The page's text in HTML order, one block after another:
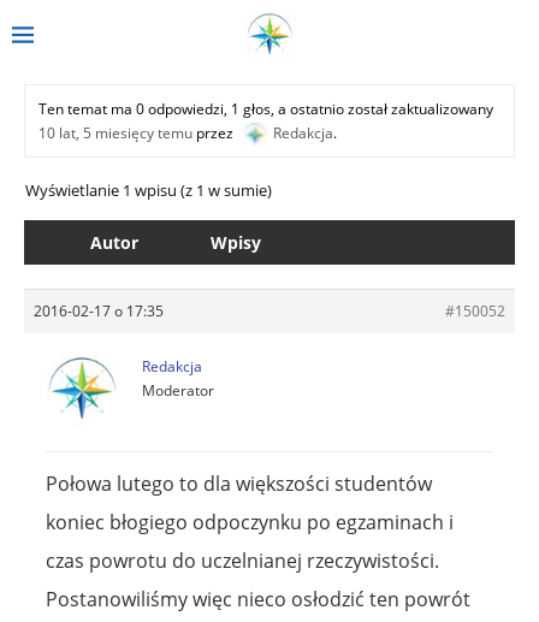
Ten temat ma 0 odpowiedzi, 1 głos, a ostatnio został zaktualizowany
10 lat, 5 miesięcy temu przez Redakcja.
Wyświetlanie 1 wpisu (z 1 w sumie)
Autor Wpisy
2016-02-17 o 17:35 #150052
Redakcja
Moderator
Połowa lutego to dla większości studentów
koniec błogiego odpoczynku po egzaminach i
czas powrotu do uczelnianej rzeczywistości.
Postanowiliśmy więc nieco osłodzić ten powrót